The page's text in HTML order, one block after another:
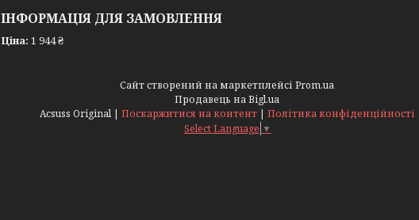
ІНФОРМАЦІЯ ДЛЯ ЗАМОВЛЕННЯ
Ціна: 1 944 ₴
Сайт створений на маркетплейсі Prom.ua
Продавець на Bigl.ua
Acsuss Original | Поскаржитися на контент | Політика конфіденційності
Select Language ▼